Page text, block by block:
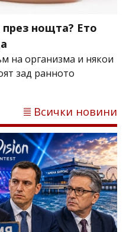
през нощта? Ето
на организма и някои
зад ранното
Всички новини